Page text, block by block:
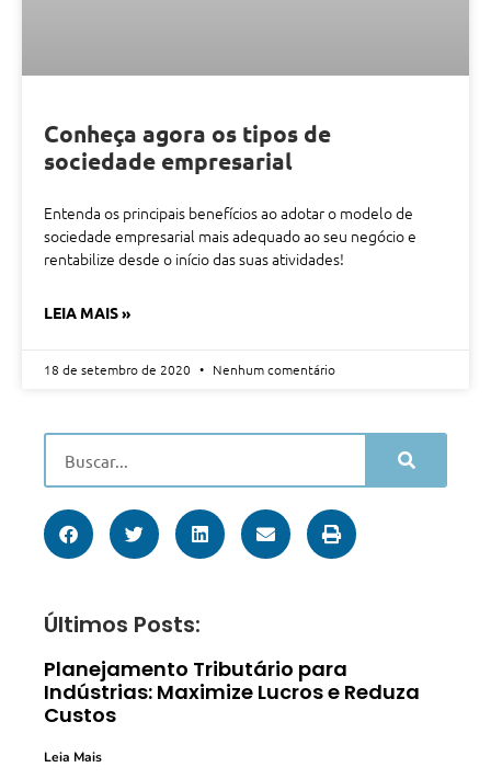
Conheça agora os tipos de
sociedade empresarial
Entenda os principais benefícios ao adotar o modelo de
sociedade empresarial mais adequado ao seu negócio e
rentabilize desde o início das suas atividades!
LEIA MAIS »
18 de setembro de 2020 Nenhum comentário
Últimos Posts:
Planejamento Tributário para
Indústrias: Maximize Lucros e Reduza
Custos
Leia Mais